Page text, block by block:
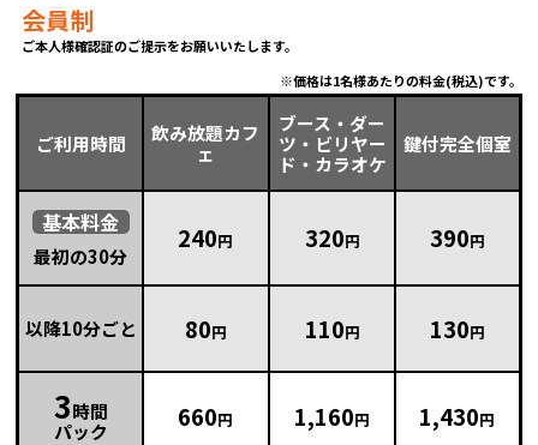
会員制
ご本人様確認証のご提示をお願いいたします。
価格は1名様あたりの料金(税込)です。
ご利用時間
飲み放題カフ
ェ
ブース・ダー
ツ・ビリヤー
ド・カラオケ
鍵付完全個室
基本料金
最初の30分
240円 320円 390円
以降10分ごと 80円 110円 130円
3時間
パック
660円 1,160円 1,430円